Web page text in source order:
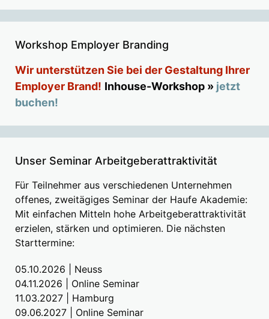
Workshop Employer Branding
Wir unterstützen Sie bei der Gestaltung Ihrer
Employer Brand! Inhouse-Workshop » jetzt
buchen!
Unser Seminar Arbeitgeberattraktivität
Für Teilnehmer aus verschiedenen Unternehmen
offenes, zweitägiges Seminar der Haufe Akademie:
Mit einfachen Mitteln hohe Arbeitgeberattraktivität
erzielen, stärken und optimieren. Die nächsten
Starttermine:
05.10.2026 | Neuss
04.11.2026 | Online Seminar
11.03.2027 | Hamburg
09.06.2027 | Online Seminar